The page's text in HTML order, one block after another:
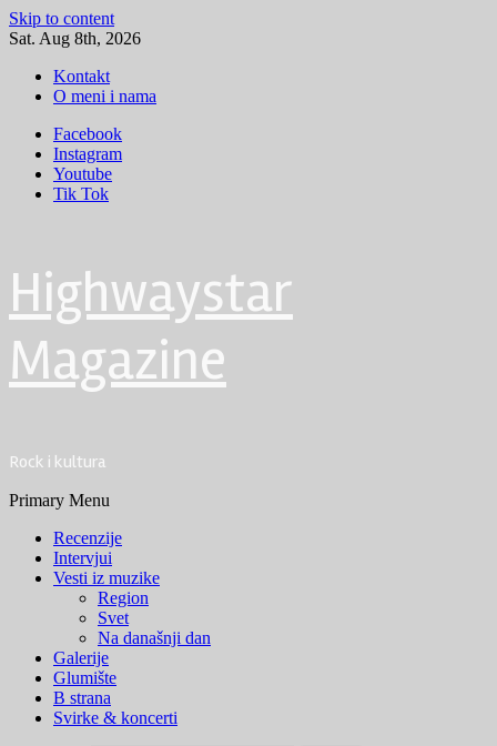
Skip to content
Sat. Aug 8th, 2026
Kontakt
O meni i nama
Facebook
Instagram
Youtube
Tik Tok
Highwaystar
Magazine
Rock i kultura
Primary Menu
Recenzije
Intervjui
Vesti iz muzike
Region
Svet
Na današnji dan
Galerije
Glumište
B strana
Svirke & koncerti